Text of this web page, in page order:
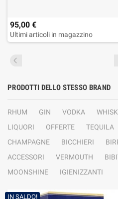
95,00 €
Ultimi articoli in magazzino
PRODOTTI DELLO STESSO BRAND
RHUM GIN VODKA
LIQUORI
OFFERTE TEQUILA
CHAMPAGNE
BICCHIERI
ACCESSORI
VERMOUTH
MOONSHINE
IGIENIZZANTI
IN SALDO!